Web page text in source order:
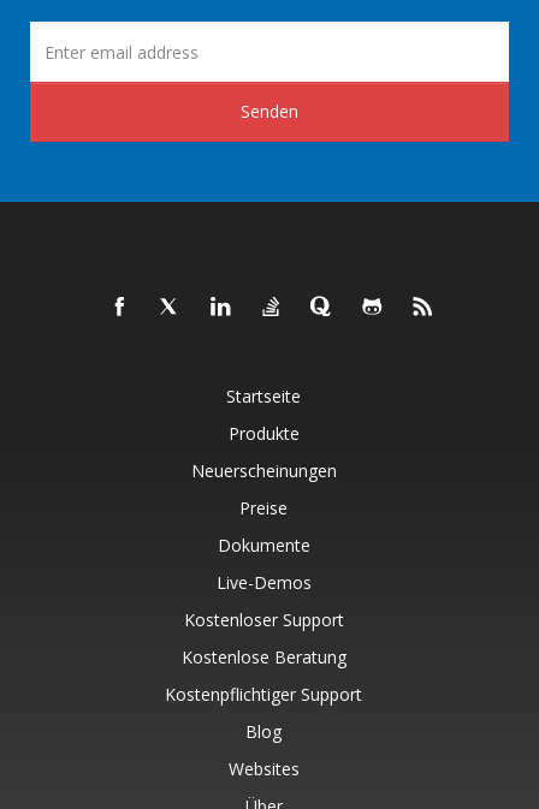
Senden
Startseite
Produkte
Neuerscheinungen
Preise
Dokumente
Live-Demos
Kostenloser Support
Kostenlose Beratung
Kostenpflichtiger Support
Blog
Websites